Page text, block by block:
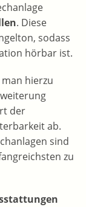
. Diese
sodass
hörbar ist.
hierzu
der
ab.
sind
zu